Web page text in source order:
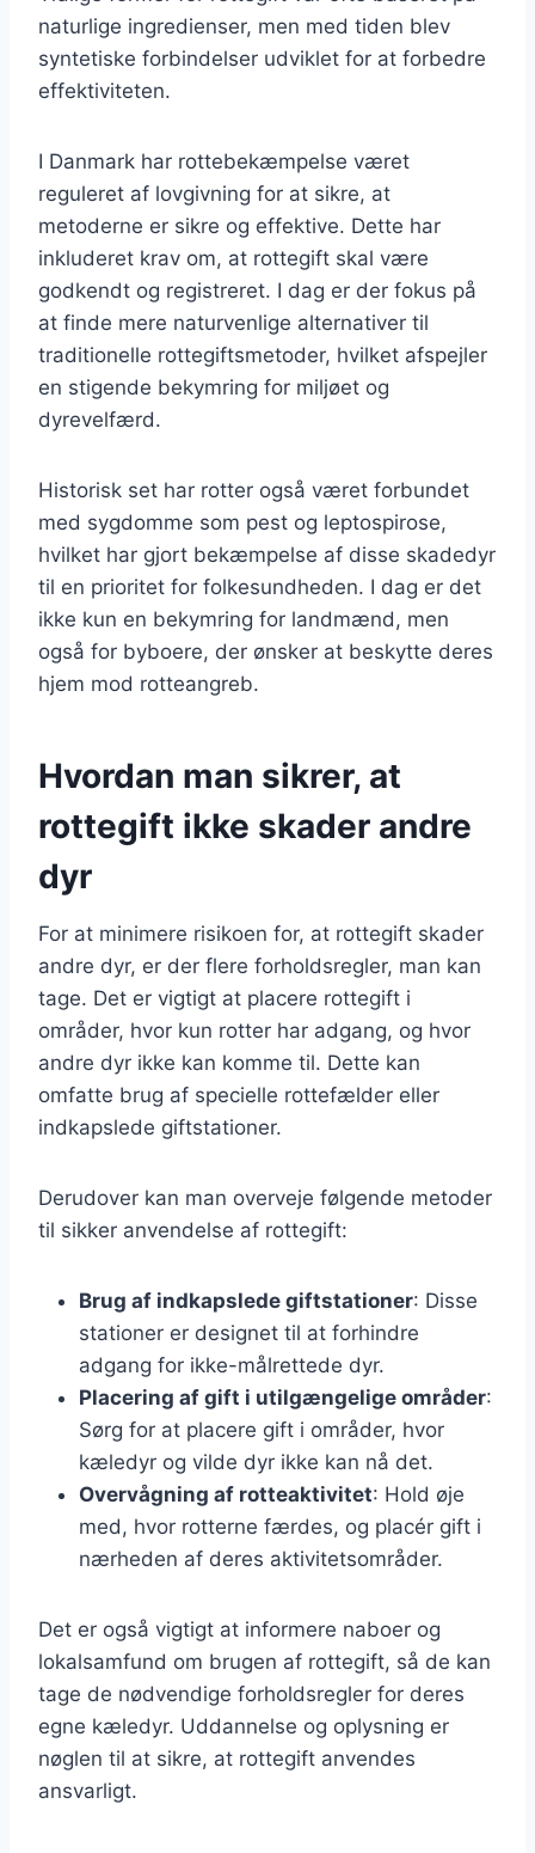
naturlige ingredienser, men med tiden blev
syntetiske forbindelser udviklet for at forbedre
effektiviteten.
I Danmark har rottebekæmpelse været
reguleret af lovgivning for at sikre, at
metoderne er sikre og effektive. Dette har
inkluderet krav om, at rottegift skal være
godkendt og registreret. I dag er der fokus på
at finde mere naturvenlige alternativer til
traditionelle rottegiftsmetoder, hvilket afspejler
en stigende bekymring for miljøet og
dyrevelfærd.
Historisk set har rotter også været forbundet
med sygdomme som pest og leptospirose,
hvilket har gjort bekæmpelse af disse skadedyr
til en prioritet for folkesundheden. I dag er det
ikke kun en bekymring for landmænd, men
også for byboere, der ønsker at beskytte deres
hjem mod rotteangreb.
Hvordan man sikrer, at
rottegift ikke skader andre
dyr
For at minimere risikoen for, at rottegift skader
andre dyr, er der flere forholdsregler, man kan
tage. Det er vigtigt at placere rottegift i
områder, hvor kun rotter har adgang, og hvor
andre dyr ikke kan komme til. Dette kan
omfatte brug af specielle rottefælder eller
indkapslede giftstationer.
Derudover kan man overveje følgende metoder
til sikker anvendelse af rottegift:
Brug af indkapslede giftstationer: Disse
stationer er designet til at forhindre
adgang for ikke-målrettede dyr.
Placering af gift i utilgængelige områder:
Sørg for at placere gift i områder, hvor
kæledyr og vilde dyr ikke kan nå det.
Overvågning af rotteaktivitet: Hold øje
med, hvor rotterne færdes, og placér gift i
nærheden af deres aktivitetsområder.
Det er også vigtigt at informere naboer og
lokalsamfund om brugen af rottegift, så de kan
tage de nødvendige forholdsregler for deres
egne kæledyr. Uddannelse og oplysning er
nøglen til at sikre, at rottegift anvendes
ansvarligt.